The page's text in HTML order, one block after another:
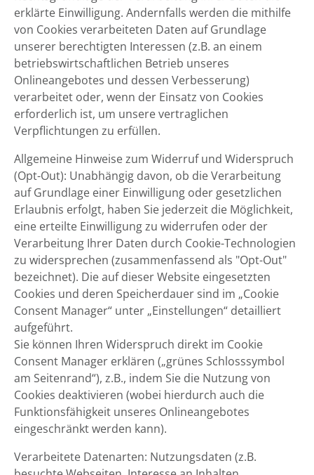
erklärte Einwilligung. Andernfalls werden die mithilfe
von Cookies verarbeiteten Daten auf Grundlage
unserer berechtigten Interessen (z.B. an einem
betriebswirtschaftlichen Betrieb unseres
Onlineangebotes und dessen Verbesserung)
verarbeitet oder, wenn der Einsatz von Cookies
erforderlich ist, um unsere vertraglichen
Verpflichtungen zu erfüllen.
Allgemeine Hinweise zum Widerruf und Widerspruch
(Opt-Out): Unabhängig davon, ob die Verarbeitung
auf Grundlage einer Einwilligung oder gesetzlichen
Erlaubnis erfolgt, haben Sie jederzeit die Möglichkeit,
eine erteilte Einwilligung zu widerrufen oder der
Verarbeitung Ihrer Daten durch Cookie-Technologien
zu widersprechen (zusammenfassend als "Opt-Out"
bezeichnet). Die auf dieser Website eingesetzten
Cookies und deren Speicherdauer sind im „Cookie
Consent Manager“ unter „Einstellungen“ detailliert
aufgeführt.
Sie können Ihren Widerspruch direkt im Cookie
Consent Manager erklären („grünes Schlosssymbol
am Seitenrand“), z.B., indem Sie die Nutzung von
Cookies deaktivieren (wobei hierdurch auch die
Funktionsfähigkeit unseres Onlineangebotes
eingeschränkt werden kann).
Verarbeitete Datenarten: Nutzungsdaten (z.B.